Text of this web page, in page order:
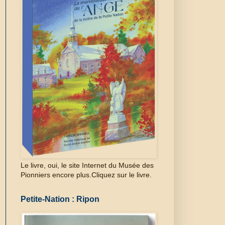
Le livre, oui, le site Internet du Musée des
Pionniers encore plus.Cliquez sur le livre.
Petite-Nation : Ripon